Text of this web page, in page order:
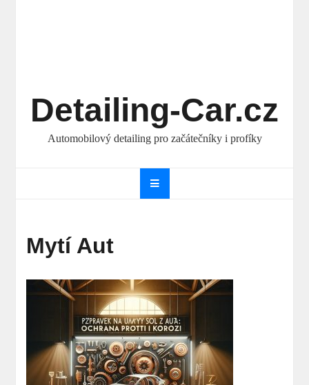
Detailing-Car.cz
Automobilový detailing pro začátečníky i profíky
Mytí Aut